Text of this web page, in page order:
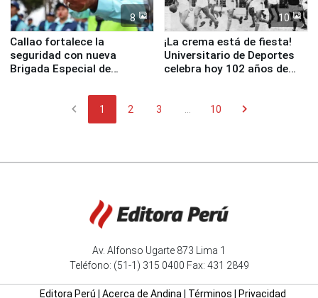
8
Callao fortalece la
seguridad con nueva
Brigada Especial de
equipamiento para
10
¡La crema está de fiesta!
Universitario de Deportes
celebra hoy 102 años de
chevron_left 1 2 3 10 chevron_right
Av. Alfonso Ugarte 873 Lima 1
Teléfono: (51-1) 315 0400 Fax: 431 2849
Editora Perú Acerca de Andina| Términos Privacidad